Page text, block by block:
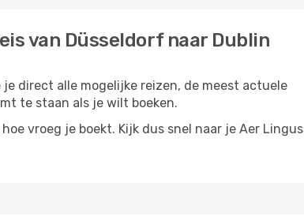
van Düsseldorf naar Dublin
direct alle mogelijke reizen, de meest actuele
te staan als je wilt boeken.
vroeg je boekt. Kijk dus snel naar je Aer Lingus